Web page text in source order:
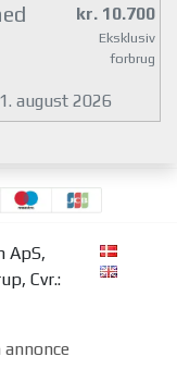
kr. 10.700
Eksklusiv
forbrug
august 2026
ApS,
Cvr.: